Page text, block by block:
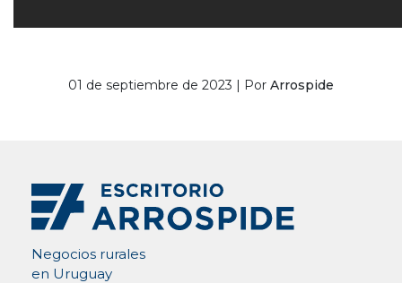
01 de septiembre de 2023 | Por Arrospide
Negocios rurales
en Uruguay